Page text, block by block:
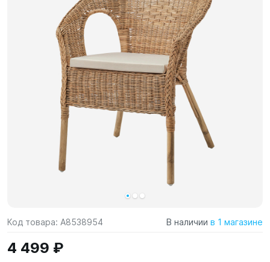
Код товара: A8538954 В наличии в 1 магазине
4 499 ₽